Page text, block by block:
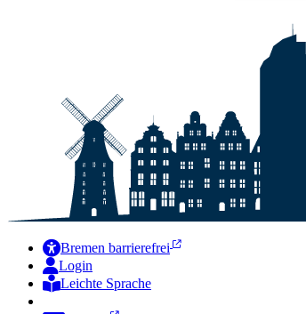
Bremen barrierefrei
Login
Leichte Sprache